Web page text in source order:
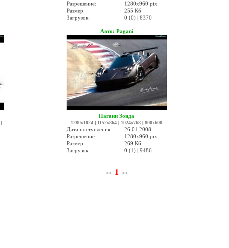
Разрешение:
1280x960 pix
Размер:
255 Кб
Загрузок:
0 (0) | 8370
|
Авто: Pagani
Пагани Зонда
1280x1024 | 1152x864 | 1024x768 | 800x600
Дата поступления:
26.01.2008
Разрешение:
1280x960 pix
Размер:
269 Кб
Загрузок:
0 (1) | 9486
<< 1 >>